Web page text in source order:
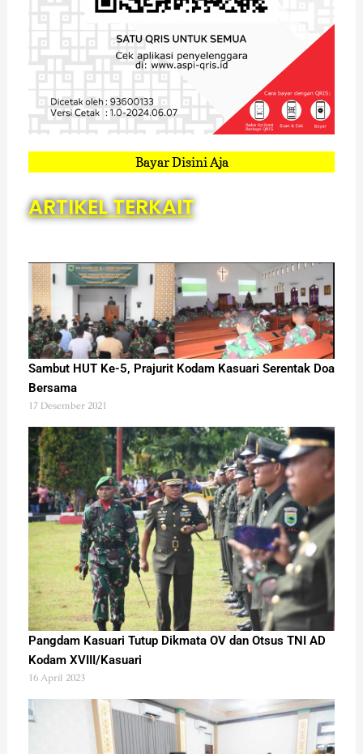
Bayar Disini Aja
ARTIKEL TERKAIT
Sambut HUT Ke-5, Prajurit Kodam Kasuari Serentak Doa
Bersama
17 Desember 2021
Pangdam Kasuari Tutup Dikmata OV dan Otsus TNI AD
Kodam XVIII/Kasuari
16 April 2023